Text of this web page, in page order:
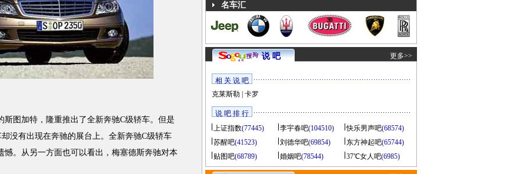
斯图加特，隆重推出了全新奔驰C级轿车。但是
没有出现在奔驰的展台上。全新奔驰C级轿车
。从另一方面也可以看出，梅塞德斯奔驰对本
名车汇
说 吧 更多>>
相 关 说 吧
克莱斯勒| 卡罗
说 吧 排 行
上证指数(77445) 李宇春吧(104510) 快乐男声吧(68574)
苏醒吧(41523) 刘德华吧(69854) 东方神起吧(65744)
贴图吧(68789) 婚姻吧(78544) 37℃女人吧(6985)